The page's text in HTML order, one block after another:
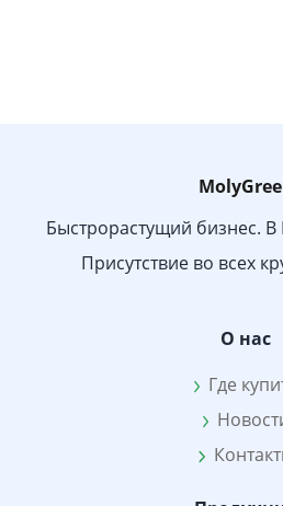
Быстрорастущий бизнес. В
Присутствие во всех
О нас
Где